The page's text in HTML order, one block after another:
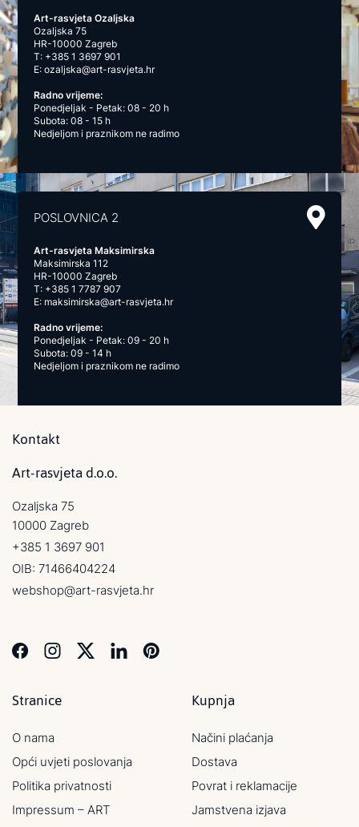
Art-rasvjeta Ozaljska
Ozaljska 75
HR-10000 Zagreb
T: +385 1 3697 901
E:ozaljska@art-rasvjeta.hr
Radno vrijeme:
Ponedjeljak - Petak: 08 - 20 h
Subota: 08 - 15 h
Nedjeljom i praznikom ne radimo
POSLOVNICA 2
Art-rasvjeta Maksimirska
Maksimirska 112
HR-10000 Zagreb
T: +385 1 7787 907
E: maksimirska@art-rasvjeta.hr
Radno vrijeme:
Ponedjeljak - Petak: 09 - 20 h
Subota: 09 - 14 h
Nedjeljom i praznikom ne radimo
Kontakt
Art-rasvjeta d.o.o.
Ozaljska 75
10000 Zagreb
+385 1 3697 901
OIB: 71466404224
webshop@art-rasvjeta.hr
Stranice
O nama
Opći uvjeti poslovanja
Politika privatnosti
Impressum – ART
Kupnja
Načini plaćanja
Dostava
Povrat i reklamacije
Jamstvena izjava